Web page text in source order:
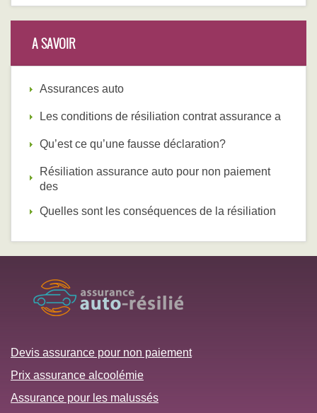
A SAVOIR
Assurances auto
Les conditions de résiliation contrat assurance a
Qu’est ce qu’une fausse déclaration?
Résiliation assurance auto pour non paiement
des
Quelles sont les conséquences de la résiliation
Devis assurance pour non paiement
Prix assurance alcoolémie
Assurance pour les malussés